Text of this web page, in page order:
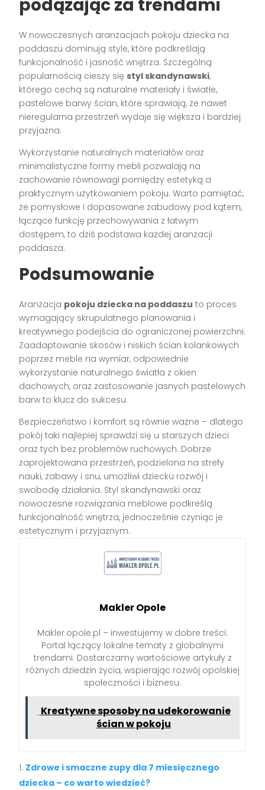
podążając za trendami
W nowoczesnych aranżacjach pokoju dziecka na
poddaszu dominują style, które podkreślają
funkcjonalność i jasność wnętrza. Szczególną
popularnością cieszy się styl skandynawski,
którego cechą są naturalne materiały i światłe,
pastelowe barwy ścian, które sprawiają, że nawet
nieregularna przestrzeń wydaje się większa i bardziej
przyjazna.
Wykorzystanie naturalnych materiałów oraz
minimalistyczne formy mebli pozwalają na
zachowanie równowagi pomiędzy estetyką a
praktycznym użytkowaniem pokoju. Warto pamiętać,
że pomysłowe i dopasowane zabudowy pod kątem,
łączące funkcję przechowywania z łatwym
dostępem, to dziś podstawa każdej aranżacji
poddasza.
Podsumowanie
Aranżacja pokoju dziecka na poddaszu to proces
wymagający skrupulatnego planowania i
kreatywnego podejścia do ograniczonej powierzchni.
Zaadaptowanie skosów i niskich ścian kolankowych
poprzez meble na wymiar, odpowiednie
wykorzystanie naturalnego światła z okien
dachowych, oraz zastosowanie jasnych pastelowych
barw to klucz do sukcesu.
Bezpieczeństwo i komfort są równie ważne – dlatego
pokój taki najlepiej sprawdzi się u starszych dzieci
oraz tych bez problemów ruchowych. Dobrze
zaprojektowana przestrzeń, podzielona na strefy
nauki, zabawy i snu, umożliwi dziecku rozwój i
swobodę działania. Styl skandynawski oraz
nowoczesne rozwiązania meblowe podkreślą
funkcjonalność wnętrza, jednocześnie czyniąc je
estetycznym i przyjaznym.
Makler Opole
Makler.opole.pl – inwestujemy w dobre treści.
Portal łączący lokalne tematy z globalnymi
trendami. Dostarczamy wartościowe artykuły z
różnych dziedzin życia, wspierając rozwój opolskiej
społeczności i biznesu.
Kreatywne sposoby na udekorowanie
ścian w pokoju
Zdrowe i smaczne zupy dla 7 miesięcznego
dziecka – co warto wiedzieć?